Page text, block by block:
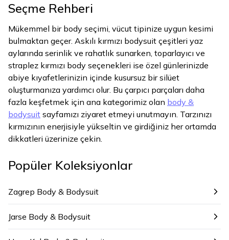
Seçme Rehberi
Mükemmel bir body seçimi, vücut tipinize uygun kesimi
bulmaktan geçer. Askılı kırmızı bodysuit çeşitleri yaz
aylarında serinlik ve rahatlık sunarken, toparlayıcı ve
straplez kırmızı body seçenekleri ise özel günlerinizde
abiye kıyafetlerinizin içinde kusursuz bir silüet
oluşturmanıza yardımcı olur. Bu çarpıcı parçaları daha
fazla keşfetmek için ana kategorimiz olan body &
bodysuit sayfamızı ziyaret etmeyi unutmayın. Tarzınızı
kırmızının enerjisiyle yükseltin ve girdiğiniz her ortamda
dikkatleri üzerinize çekin.
Popüler Koleksiyonlar
Zagrep Body & Bodysuit
Jarse Body & Bodysuit